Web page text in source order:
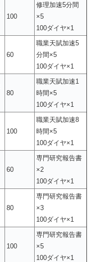
100
修理加速5分間
×5
100ダイヤ×1
60
職業天賦加速5
分間×5
100ダイヤ×1
80
職業天賦加速1
時間×5
100ダイヤ×1
100
職業天賦加速8
時間×5
100ダイヤ×1
60
専門研究報告書
×2
100ダイヤ×1
80
専門研究報告書
×3
100ダイヤ×1
100
専門研究報告書
×5
100ダイヤ×1